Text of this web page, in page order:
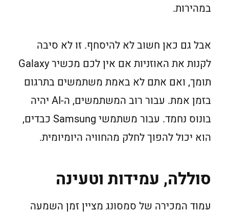
במהירות.
אבל גם כאן חשוב לא להיסחף. זו לא סיבה
לקנות את האוזניות אם אין לכם מכשיר Galaxy
תומך, ואם אתם לא באמת משתמשים בתרגום
בזמן אמת. עבור רוב המשתמשים, ה-AI יהיה
בונוס נחמד. עבור משתמשי Samsung כבדים,
הוא יכול להפוך לחלק מהחוויה היומיומית.
סוללה, עמידות וטעינה
עמוד המכירה של סמסונג מציין זמן השמעה